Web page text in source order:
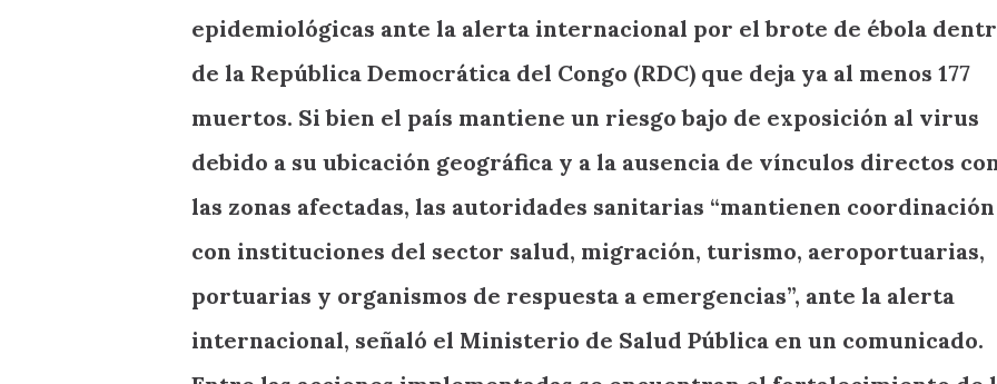
epidemiológicas ante la alerta internacional por el brote de ébola
de la República Democrática del Congo (RDC) que deja ya al menos 177
muertos. Si bien el país mantiene un riesgo bajo de exposición al virus
debido a su ubicación geográfica y a la ausencia de vínculos directos
las zonas afectadas, las autoridades sanitarias “mantienen coordinación
con instituciones del sector salud, migración, turismo, aeroportuarias,
portuarias y organismos de respuesta a emergencias”, ante la alerta
internacional, señaló el Ministerio de Salud Pública en un comunicado.